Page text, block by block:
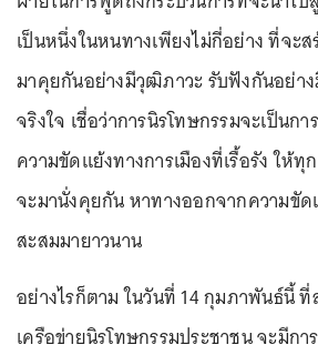
เป็นหนึ่งในหนทางเพียงไม่กี่อย่าง ที่จะ
มาคุยกันอย่างมีวุฒิภาวะ รับฟังกันอย่า
จริงใจ เชื่อว่าการนิรโทษกรรมจะเป็นกา
ความขัดแย้งทางการเมืองที่เรื้อรัง ให้
จะมานั่งคุยกัน หาทางออกจากความขัด
สะสมมายาวนาน
อย่างไรก็ตาม ในวันที่ 14 กุมภาพันธ์นี้
เครือข่ายนิรโทษกรรมประชาชน จะมี